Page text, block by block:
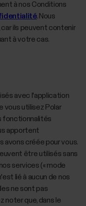
à nos Conditions
. Nous
ils peuvent contenir
à votre cas.
avec l'application
vous utilisez Polar
fonctionnalités
apportent
avons créée pour vous.
être utilisés sans
services (« mode
lié à aucun de nos
ne sont pas
noter que, dans le